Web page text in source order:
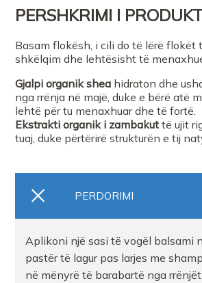
PERSHKRIMI I
Basam flokësh, i cili do të lërë flokët
shkëlqim dhe lehtësisht të
Gjalpi organik shea hidraton dhe
nga rrënja në majë, duke e bërë atë
lehtë për tu menaxhuar dhe të fortë.
Ekstrakti organik i zambakut të ujit
tuaj, duke përtërirë strukturën e tij
PERDORIMI
Aplikoni një sasi të vogël balsami
pastër të lagur pas larjes me
në mënyrë të barabartë nga